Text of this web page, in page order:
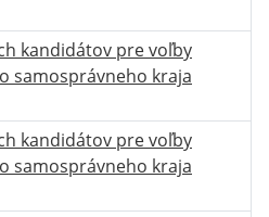
kandidátov pre voľby
samosprávneho kraja
kandidátov pre voľby
samosprávneho kraja